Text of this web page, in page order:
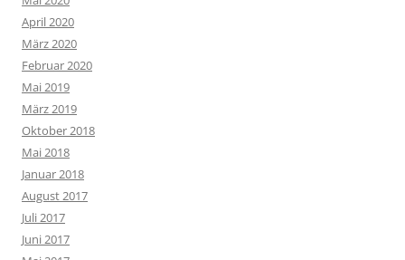
April 2020
März 2020
Februar 2020
Mai 2019
März 2019
Oktober 2018
Mai 2018
Januar 2018
August 2017
Juli 2017
Juni 2017